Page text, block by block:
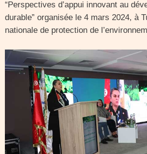
“Perspectives d’appui innovant au
durable” organisée le 4 mars 2024, à
nationale de protection de